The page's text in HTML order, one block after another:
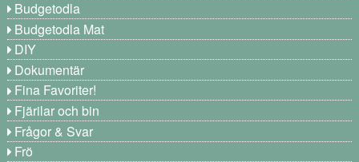
Budgetodla
Budgetodla Mat
DIY
Dokumentär
Fina Favoriter!
Fjärilar och bin
Frågor & Svar
Frö